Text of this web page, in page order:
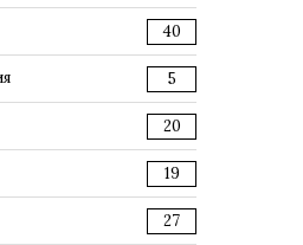
40
5
20
19
27